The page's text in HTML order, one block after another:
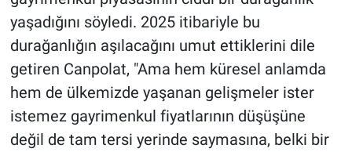
yaşadığını söyledi. 2025 itibariyle bu
durağanlığın aşılacağını umut ettiklerini dile
getiren Canpolat, "Ama hem küresel anlamda
hem de ülkemizde yaşanan gelişmeler ister
istemez gayrimenkul fiyatlarının düşüşüne
değil de tam tersi yerinde saymasına, belki bir